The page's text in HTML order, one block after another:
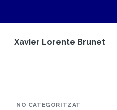
Xavier Lorente Brunet
NO CATEGORITZAT